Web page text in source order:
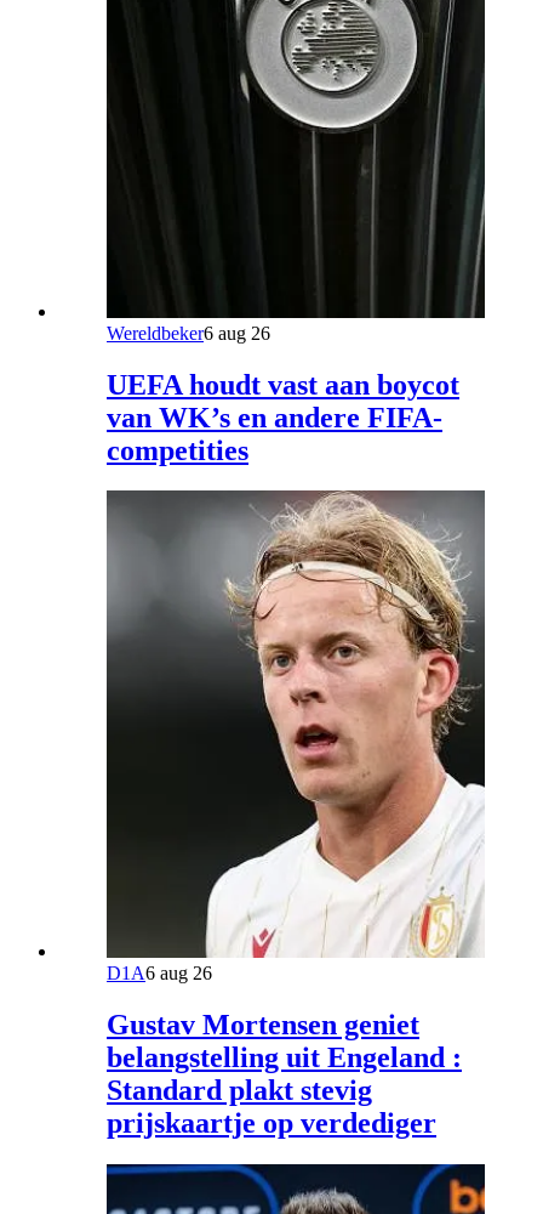
Wereldbeker6 aug 26
UEFA houdt vast aan boycot
van WK’s en andere FIFA-
competities
D1A6 aug 26
Gustav Mortensen geniet
belangstelling uit Engeland :
Standard plakt stevig
prijskaartje op verdediger